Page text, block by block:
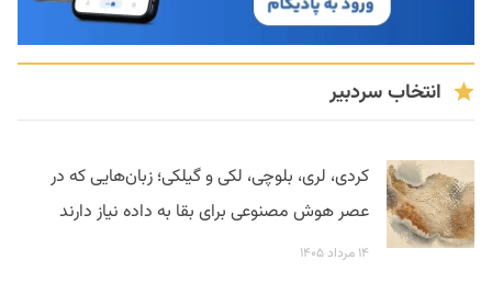
انتخاب سردبیر
کردی، لری، بلوچی، لکی و گیلکی؛ زبان‌هایی که در
عصر هوش مصنوعی برای بقا به داده نیاز دارند
۱۴ مرداد ۱۴۰۵